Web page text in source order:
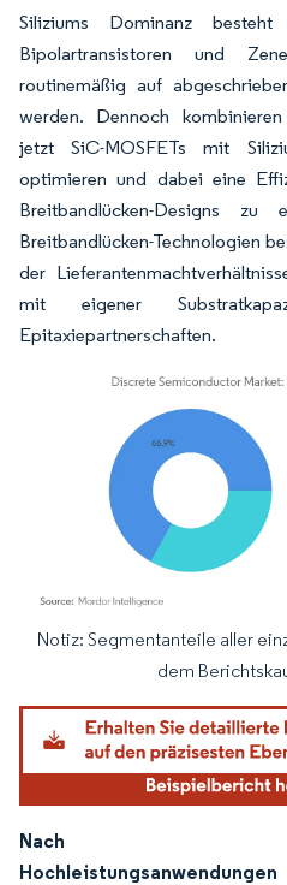
Siliziums Dominanz besteht
Bipolartransistoren und
routinemäßig auf
werden. Dennoch
jetzt SiC-MOSFETs mit
optimieren und dabei eine
Breitbandlücken-Designs
Breitbandlücken-Technologien
der
mit eigener
Epitaxiepartnerschaften.
Bild © Mordor Intelligence.
Notiz: Segmentanteile aller
dem
Nach